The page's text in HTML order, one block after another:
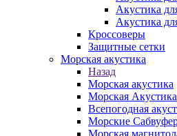
Акустика
Акустика
Кроссоверы
Защитные сетки
Морская акустика
Назад
Морская акустика
Морская Акустика
Всепогодная
Морские
Морская